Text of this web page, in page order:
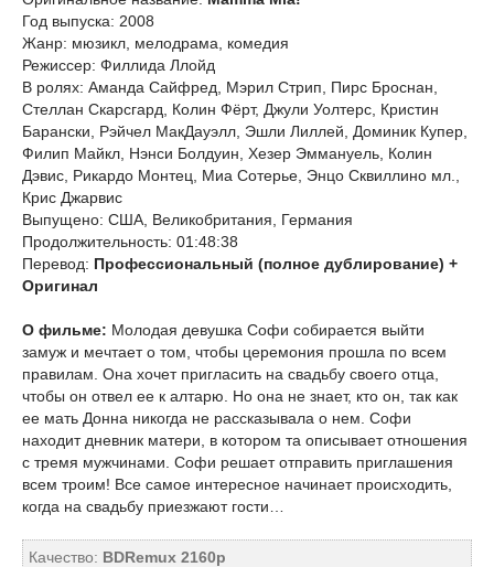
Год выпуска: 2008
Жанр: мюзикл, мелодрама, комедия
Режиссер: Филлида Ллойд
В ролях: Аманда Сайфред, Мэрил Стрип, Пирс Броснан,
Стеллан Скарсгард, Колин Фёрт, Джули Уолтерс, Кристин
Барански, Рэйчел МакДауэлл, Эшли Лиллей, Доминик Купер,
Филип Майкл, Нэнси Болдуин, Хезер Эммануель, Колин
Дэвис, Рикардо Монтец, Миа Сотерье, Энцо Сквиллино мл.,
Крис Джарвис
Выпущено: США, Великобритания, Германия
Продолжительность: 01:48:38
Перевод: Профессиональный (полное дублирование) +
Оригинал
О фильме: Молодая девушка Софи собирается выйти
замуж и мечтает о том, чтобы церемония прошла по всем
правилам. Она хочет пригласить на свадьбу своего отца,
чтобы он отвел ее к алтарю. Но она не знает, кто он, так как
ее мать Донна никогда не рассказывала о нем. Софи
находит дневник матери, в котором та описывает отношения
с тремя мужчинами. Софи решает отправить приглашения
всем троим! Все самое интересное начинает происходить,
когда на свадьбу приезжают гости…
Качество: BDRemux 2160p